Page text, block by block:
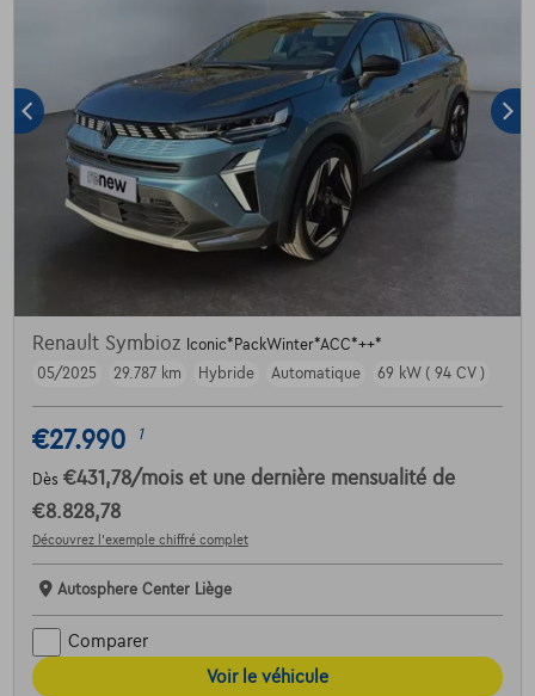
Renault Symbioz Iconic*PackWinter*ACC*++*
05/2025
29.787 km Hybride Automatique 69 kW ( 94 CV )
€27.990 1
Dès €431,78/mois et une dernière mensualité de
€8.828,78
Découvrez l’exemple chiffré complet
Autosphere Center Liège
Comparer
Voir le véhicule